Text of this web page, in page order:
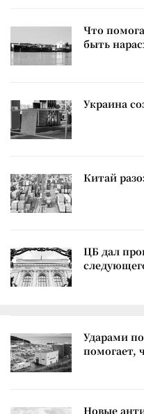
Что
быть
Украина
Китай
ЦБ дал
Ударами
помогает,
Новые